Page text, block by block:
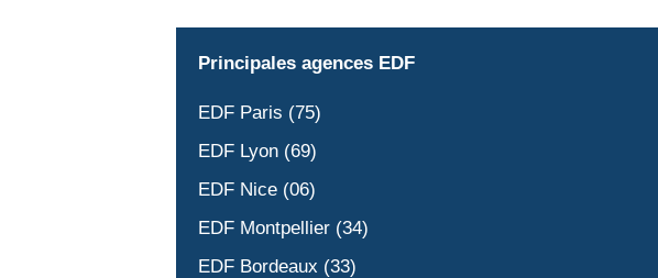
Principales agences EDF
EDF Paris (75)
EDF Lyon (69)
EDF Nice (06)
EDF Montpellier (34)
EDF Bordeaux (33)